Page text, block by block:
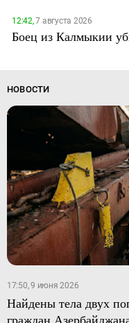
12:42,7 августа 2026
Боец из Калмыкии
НОВОСТИ
17:50, 9 июня 2026
Найдены тела двух
граждан